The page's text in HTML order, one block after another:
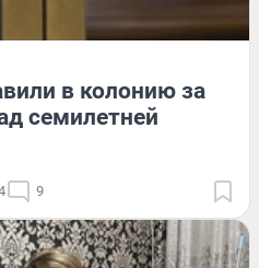
в колонию за
семилетней
9